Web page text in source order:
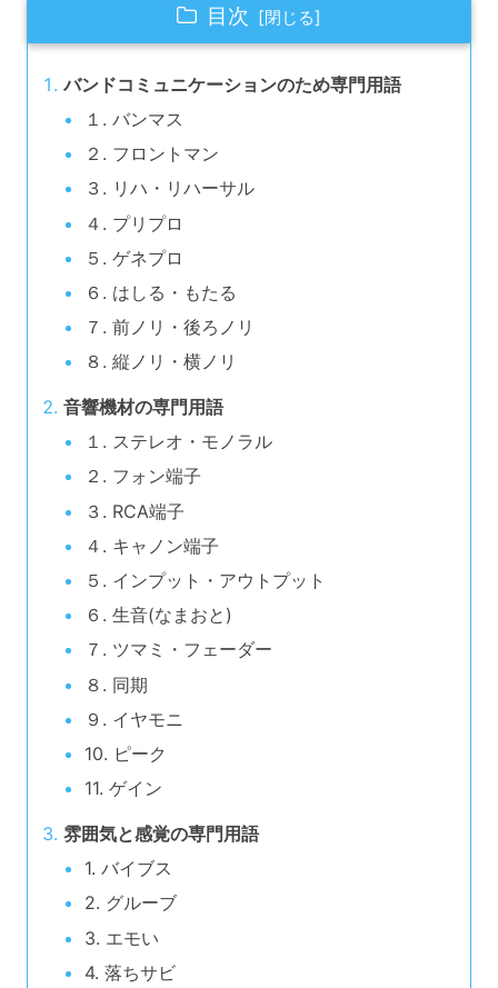
目次
バンドコミュニケーションのため専門用語
１. バンマス
２. フロントマン
３. リハ・リハーサル
４. プリプロ
５. ゲネプロ
６. はしる・もたる
７. 前ノリ・後ろノリ
８. 縦ノリ・横ノリ
音響機材の専門用語
１. ステレオ・モノラル
２. フォン端子
３. RCA端子
４. キャノン端子
５. インプット・アウトプット
６. 生音(なまおと)
７. ツマミ・フェーダー
８. 同期
９. イヤモニ
10. ピーク
11. ゲイン
雰囲気と感覚の専門用語
1. バイブス
2. グルーブ
3. エモい
4. 落ちサビ